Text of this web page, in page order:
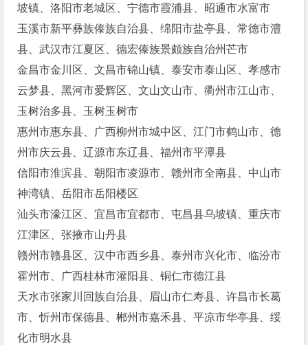
坡镇、洛阳市老城区、宁德市霞浦县、昭通市水富市
玉溪市新平彝族傣族自治县、绵阳市盐亭县、常德市澧
县、武汉市江夏区、德宏傣族景颇族自治州芒市
金昌市金川区、文昌市锦山镇、泰安市泰山区、孝感市
云梦县、黑河市爱辉区、文山文山市、衢州市江山市、
玉树治多县、玉树玉树市
惠州市惠东县、广西柳州市城中区、江门市鹤山市、德
州市庆云县、辽源市东辽县、福州市平潭县
信阳市淮滨县、朝阳市凌源市、赣州市全南县、中山市
神湾镇、岳阳市岳阳楼区
汕头市濠江区、宜昌市宜都市、屯昌县乌坡镇、重庆市
江津区、张掖市山丹县
赣州市赣县区、汉中市西乡县、泰州市兴化市、临汾市
霍州市、广西桂林市灌阳县、铜仁市德江县
天水市张家川回族自治县、眉山市仁寿县、许昌市长葛
市、忻州市保德县、郴州市嘉禾县、平凉市华亭县、绥
化市明水县